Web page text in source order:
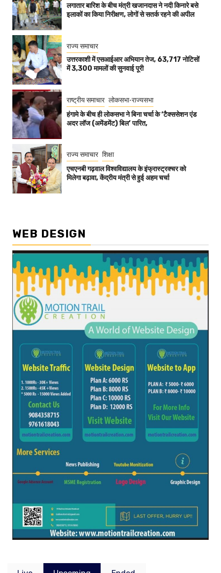
लगातार बारिश के बीच मंत्री खजानदास ने नदी किनारे बसे
इलाकों का किया निरीक्षण, लोगों से सतर्क रहने की अपील
राज्य समाचार
उत्तरकाशी में एसआईआर अभियान तेज, 63,717 नोटिसों
में 3,300 मामलों की सुनवाई पूरी
राष्ट्रीय समाचार लोकसभा-राज्यसभा
हंगामे के बीच ही लोकसभा ने बिना चर्चा के ‘टैक्ससेशन एंड
अदर लॉज (अमेंडमेंट) बिल’ पारित,
राज्य समाचार शिक्षा
एचएनबी गढ़वाल विश्वविद्यालय के इंफ्रास्ट्रक्चर को
मिलेगा बढ़ावा, केंद्रीय मंत्री से हुई अहम चर्चा
WEB DESIGN